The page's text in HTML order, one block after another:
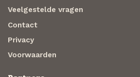
Veelgestelde vragen
Contact
Privacy
Voorwaarden